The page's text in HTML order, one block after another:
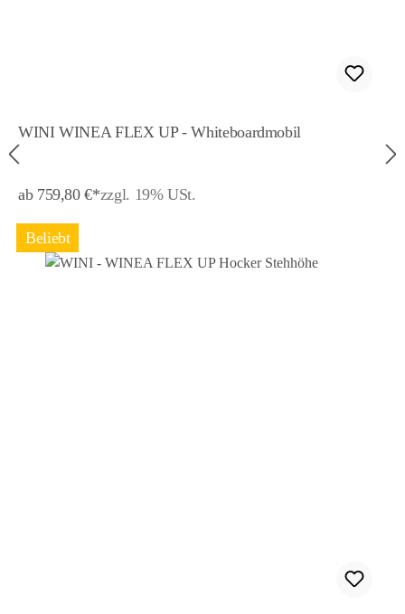
WINI WINEA FLEX UP - Whiteboardmobil
ab 759,80 €*zzgl. 19% USt.
Beliebt